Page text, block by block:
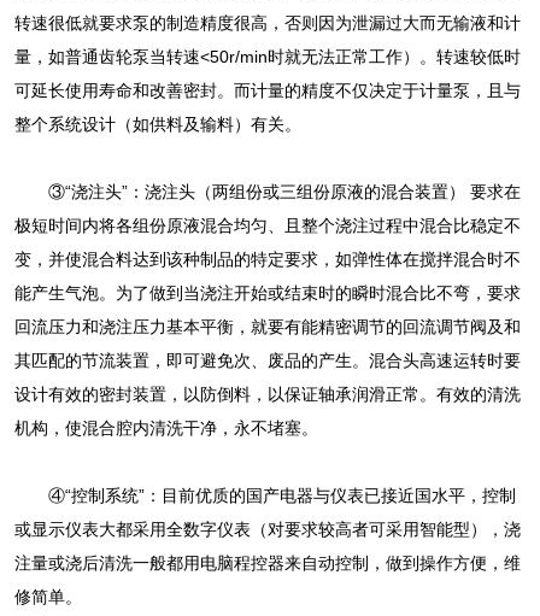
转速很低就要求泵的制造精度很高，否则因为泄漏过大而无输液和计
量，如普通齿轮泵当转速<50r/min时就无法正常工作）。转速较低时
可延长使用寿命和改善密封。而计量的精度不仅决定于计量泵，且与
整个系统设计（如供料及输料）有关。
③“浇注头”：浇注头（两组份或三组份原液的混合装置） 要求在
极短时间内将各组份原液混合均匀、且整个浇注过程中混合比稳定不
变，并使混合料达到该种制品的特定要求，如弹性体在搅拌混合时不
能产生气泡。为了做到当浇注开始或结束时的瞬时混合比不弯，要求
回流压力和浇注压力基本平衡，就要有能精密调节的回流调节阀及和
其匹配的节流装置，即可避免次、废品的产生。混合头高速运转时要
设计有效的密封装置，以防倒料，以保证轴承润滑正常。有效的清洗
机构，使混合腔内清洗干净，永不堵塞。
④“控制系统”：目前优质的国产电器与仪表已接近国水平，控制
或显示仪表大都采用全数字仪表（对要求较高者可采用智能型），浇
注量或浇后清洗一般都用电脑程控器来自动控制，做到操作方便，维
修简单。